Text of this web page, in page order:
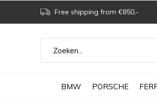
BMW PORSCHE
Free shipping from €850,-